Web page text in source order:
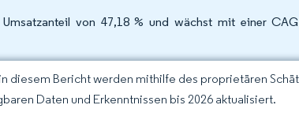
von 47,18 % und wächst mit einer
diesem Bericht werden mithilfe des proprietären
Daten und Erkenntnissen bis 2026 aktualisiert.